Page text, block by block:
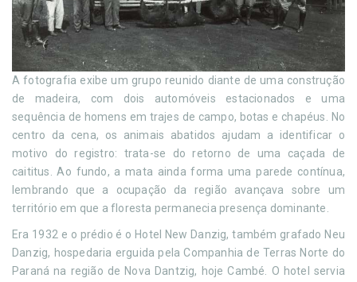
A fotografia exibe um grupo reunido diante de uma construção
de madeira, com dois automóveis estacionados e uma
sequência de homens em trajes de campo, botas e chapéus. No
centro da cena, os animais abatidos ajudam a identificar o
motivo do registro: trata-se do retorno de uma caçada de
caititus. Ao fundo, a mata ainda forma uma parede contínua,
lembrando que a ocupação da região avançava sobre um
território em que a floresta permanecia presença dominante.
Era 1932 e o prédio é o Hotel New Danzig, também grafado Neu
Danzig, hospedaria erguida pela Companhia de Terras Norte do
Paraná na região de Nova Dantzig, hoje Cambé. O hotel servia